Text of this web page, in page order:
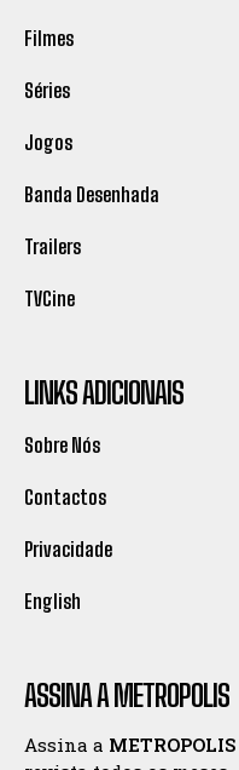
Filmes
Séries
Jogos
Banda Desenhada
Trailers
TVCine
LINKS ADICIONAIS
Sobre Nós
Contactos
Privacidade
English
ASSINA A METROPOLIS
Assina a METROPOLIS